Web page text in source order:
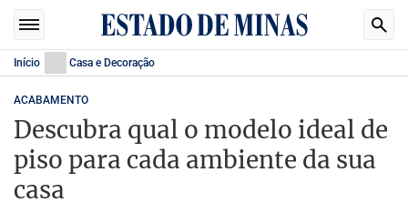
Início Casa e Decoração
ACABAMENTO
Descubra qual o modelo ideal de
piso para cada ambiente da sua
casa